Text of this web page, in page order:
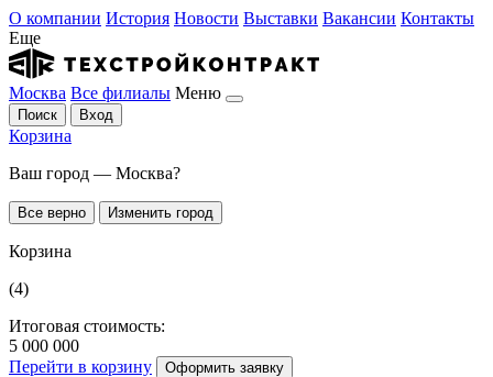
О компании История Новости Выставки Вакансии Контакты
Еще
Москва Все филиалы Меню
Поиск Вход
Корзина
Ваш город — Москва?
Все верно Изменить город
Корзина
(4)
Итоговая стоимость:
5 000 000
Перейти в корзину
Оформить заявку